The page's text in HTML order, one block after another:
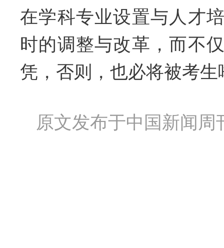
在学科专业设置与人才
时的调整与改革，而不
凭，否则，也必将被考生
原文发布于中国新闻周